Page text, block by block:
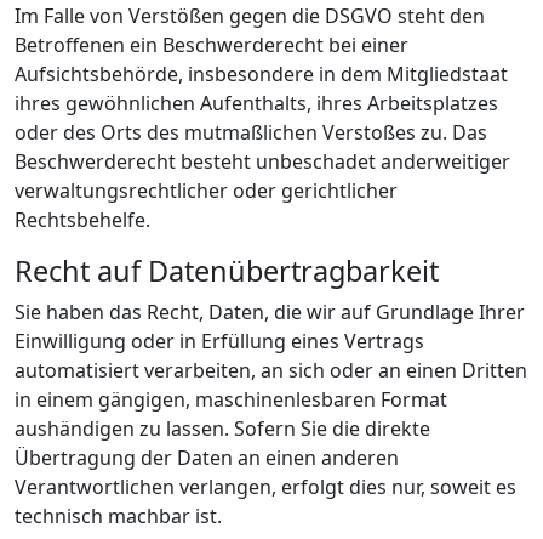
Im Falle von Verstößen gegen die DSGVO steht den
Betroffenen ein Beschwerderecht bei einer
Aufsichtsbehörde, insbesondere in dem Mitgliedstaat
ihres gewöhnlichen Aufenthalts, ihres Arbeitsplatzes
oder des Orts des mutmaßlichen Verstoßes zu. Das
Beschwerderecht besteht unbeschadet anderweitiger
verwaltungsrechtlicher oder gerichtlicher
Rechtsbehelfe.
Recht auf Daten­übertrag­barkeit
Sie haben das Recht, Daten, die wir auf Grundlage Ihrer
Einwilligung oder in Erfüllung eines Vertrags
automatisiert verarbeiten, an sich oder an einen Dritten
in einem gängigen, maschinenlesbaren Format
aushändigen zu lassen. Sofern Sie die direkte
Übertragung der Daten an einen anderen
Verantwortlichen verlangen, erfolgt dies nur, soweit es
technisch machbar ist.